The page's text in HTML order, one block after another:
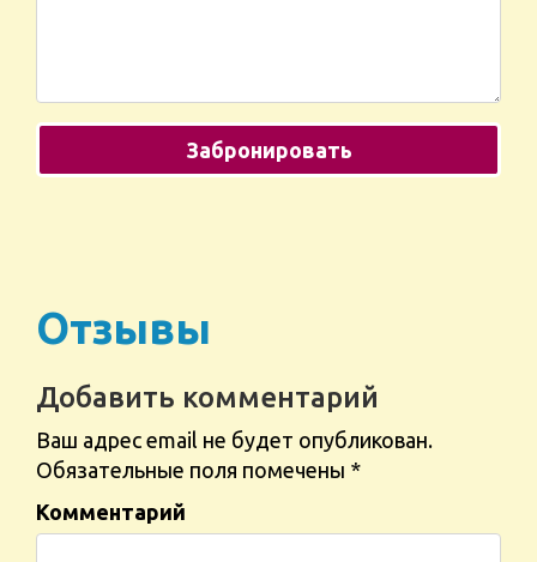
Отзывы
Добавить комментарий
Ваш адрес email не будет опубликован.
Обязательные поля помечены *
Комментарий